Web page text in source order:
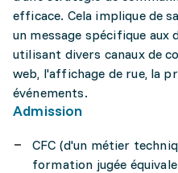
efficace. Cela implique de
un message spécifique
utilisant divers canaux de
web, l'affichage de rue, la
événements.
Admission
CFC (d'un métier
formation jugée